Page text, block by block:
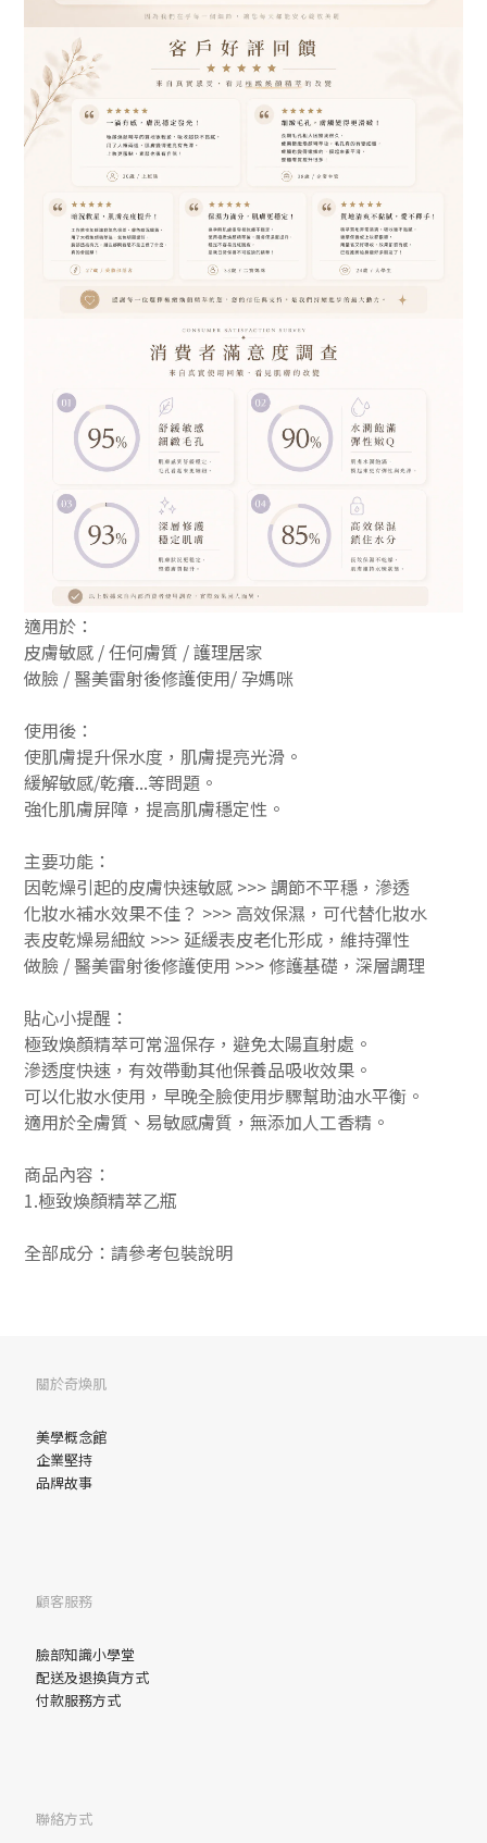
適用於：
皮膚敏感 / 任何膚質 /護理居家
做臉 / 醫美雷射後修護使用/ 孕媽咪
使用後：
使肌膚提升保水度， 肌膚提亮光滑。
緩解敏感/乾癢...等問題。
強化肌膚屏障，提高肌膚穩定性。
主要功能：
因乾燥引起的皮膚快速敏感 >>>調節不平穩，滲透
化妝水補水效果不佳？ >>> 高效保濕，可代替化妝水
表皮乾燥易細紋 >>> 延緩表皮老化形成，維持彈性
做臉 / 醫美雷射後修護使用 >>> 修護基礎，深層調理
貼心小提醒：
極致煥顏精萃可常溫保存，避免太陽直射處。
滲透度快速，有效帶動其他保養品吸收效果。
可以化妝水使用，早晚全臉使用步驟幫助油水平衡。
適用於全膚質、易敏感膚質，無添加人工香精。
商品內容：
1.極致煥顏精萃乙瓶
全部成分：請參考包裝說明
關於奇煥肌
美學概念館
企業堅持
品牌故事
顧客服務
臉部知識小學堂
配送及退換貨方式
付款服務方式
聯絡方式